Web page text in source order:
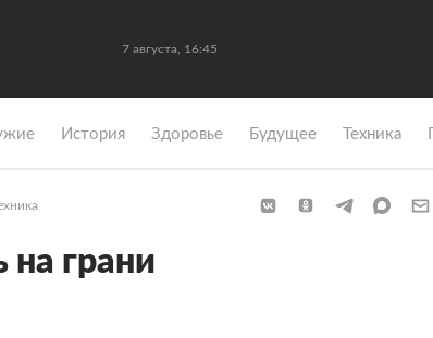
7 августа, 16:45
История Здоровье Будущее Техника
на грани